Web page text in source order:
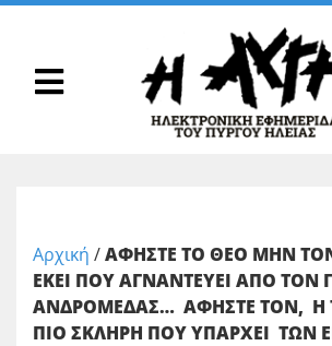
Αρχική /ΑΦΗΣΤΕ ΤΟ ΘΕΟ ΜΗΝ
ΕΚΕΙ ΠΟΥ ΑΓΝΑΝΤΕΥΕΙ ΑΠΟ ΤΟΝ
ΑΝΔΡΟΜΕΔΑΣ… ΑΦΗΣΤΕ ΤΟΝ, Η
ΠΙΟ ΣΚΛΗΡΗ ΠΟΥ ΥΠΑΡΧΕΙ ΤΩΝ